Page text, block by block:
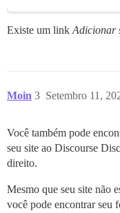
Existe um link Adicionar
Moin Setembro 11,
3
Você também pode
seu site ao Discourse
direito.
Mesmo que seu site não
você pode encontrar seu